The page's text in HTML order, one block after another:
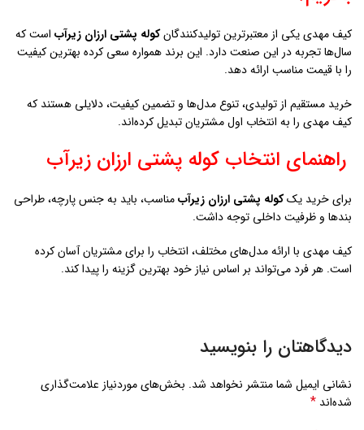
دیدگاهتان را بنویسید
نشانی ایمیل شما منتشر نخواهد شد. بخش‌های موردنیاز علامت‌گذاری
شده‌اند *
دیدگاه *